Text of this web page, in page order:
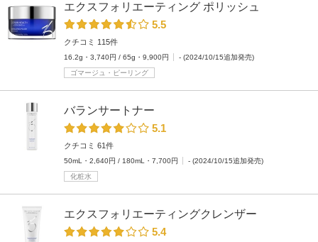
エクスフォリエーティング ポリッシュ
5.5
クチコミ 115件
16.2g・3,740円 / 65g・9,900円
- (2024/10/15追加発売)
ゴマージュ・ピーリング
バランサートナー
5.1
クチコミ 61件
50mL・2,640円 / 180mL・7,700円
- (2024/10/15追加発売)
化粧水
エクスフォリエーティングクレンザー
5.4